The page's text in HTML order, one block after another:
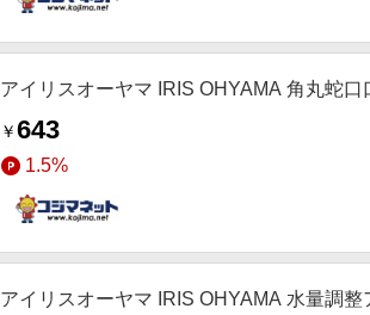
アイリスオーヤマ IRIS OHYAMA 角丸蛇
￥643
1.5%
アイリスオーヤマ IRIS OHYAMA 水量調